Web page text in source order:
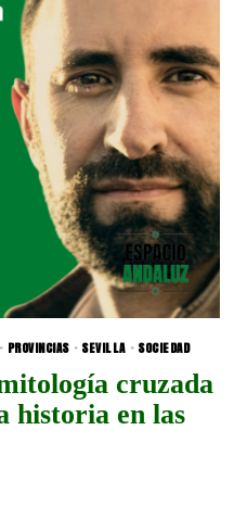
· PROVINCIAS · SEVILLA · SOCIEDAD
cruzada
historia en las